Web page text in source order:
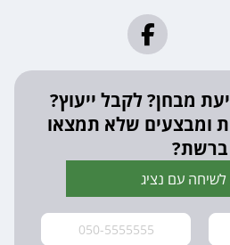
מבחן? לקבל ייעוץ?
ומבצעים שלא תמצאו
ברשת?
לשיחה עם נציג